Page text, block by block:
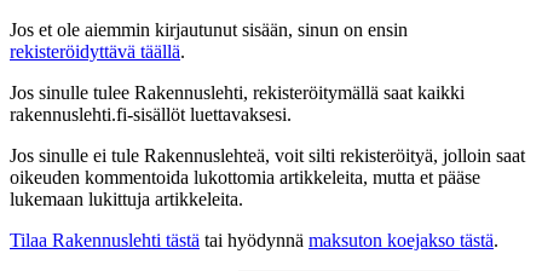
Jos et ole aiemmin kirjautunut sisään, sinun on ensin
rekisteröidyttävä täällä.
Jos sinulle tulee Rakennuslehti, rekisteröitymällä saat kaikki
rakennuslehti.fi-sisällöt luettavaksesi.
Jos sinulle ei tule Rakennuslehteä, voit silti rekisteröityä, jolloin saat
oikeuden kommentoida lukottomia artikkeleita, mutta et pääse
lukemaan lukittuja artikkeleita.
Tilaa Rakennuslehti tästä tai hyödynnä maksuton koejakso tästä.